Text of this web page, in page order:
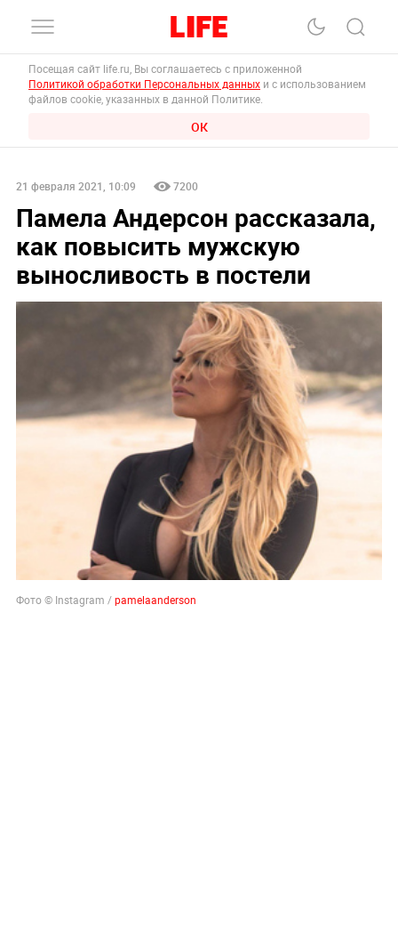
Посещая сайт life.ru, Вы соглашаетесь с приложенной
Политикой обработки Персональных данных и с использованием
файлов cookie, указанных в данной Политике.
ОК
21 февраля 2021, 10:09 7200
Памела Андерсон рассказала,
как повысить мужскую
выносливость в постели
Фото © Instagram /pamelaanderson